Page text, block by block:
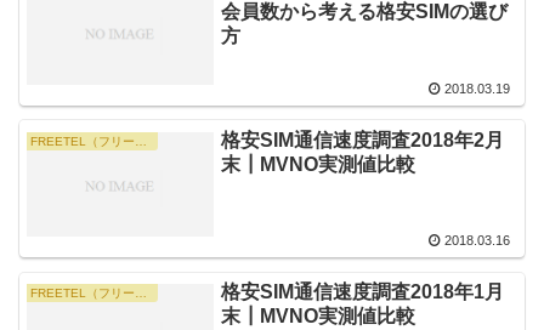
会員数から考える格安SIMの選び
方
2018.03.19
格安SIM通信速度調査2018年2月
末┃MVNO実測値比較
2018.03.16
格安SIM通信速度調査2018年1月
末┃MVNO実測値比較